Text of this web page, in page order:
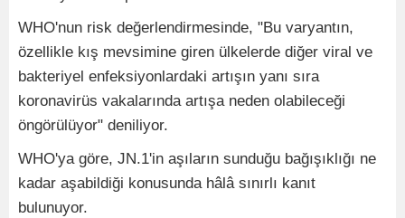
WHO'nun risk değerlendirmesinde, "Bu varyantın,
özellikle kış mevsimine giren ülkelerde diğer viral ve
bakteriyel enfeksiyonlardaki artışın yanı sıra
koronavirüs vakalarında artışa neden olabileceği
öngörülüyor" deniliyor.
WHO'ya göre, JN.1'in aşıların sunduğu bağışıklığı ne
kadar aşabildiği konusunda hâlâ sınırlı kanıt
bulunuyor.